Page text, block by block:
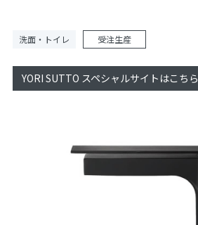
洗面・トイレ 受注生産
YORI SUTTO スペシャルサイトはこちら